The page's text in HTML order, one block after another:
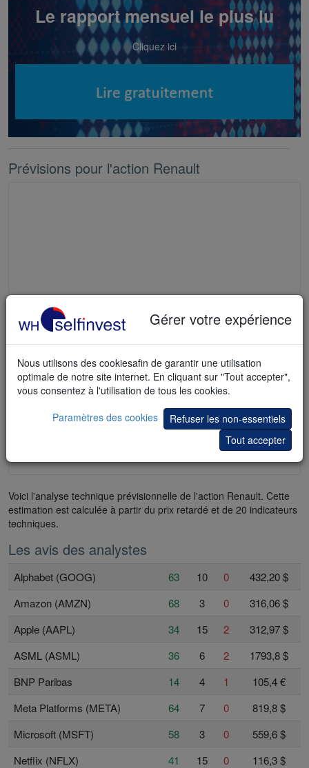
Le rapport mensuel le plus lu
Cliquez ici
Prévisions pour l'action Renault
Voici l'analyse technique prévisionnelle de l'action Renault. Cette
estimation est calculée à partir du prix retardé et de 20 indicateurs
techniques.
Les avis des analystes
Alphabet (GOOG) 63 10 0
432,20 $
Amazon (AMZN)
68 3 0
316,06 $
Apple (AAPL)
34 15 2
312,97 $
ASML (ASML)
36 6 2
1793,8 $
BNP Paribas
14 4 1
105,4 €
Meta Platforms (META)
64 7 0
819,8 $
Microsoft (MSFT)
58 3 0
559,6 $
Netflix (NFLX)
41 15 0
116,3 $
Gérer votre expérience
Nous utilisons des cookiesafin de garantir une utilisation
optimale de notre site internet. En cliquant sur "Tout accepter",
vous consentez à l'utilisation de tous les cookies.
Paramètres des cookies
Refuser les non-essentiels
Tout accepter